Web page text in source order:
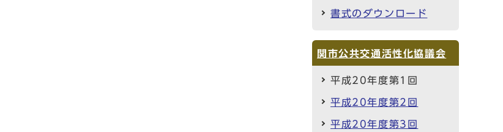
書式のダウンロード
関市公共交通活性化協議会
平成20年度第1回
平成20年度第2回
平成20年度第3回